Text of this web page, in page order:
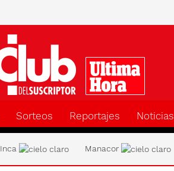
Sorteos Reportajes Noticias
Inca Manacor